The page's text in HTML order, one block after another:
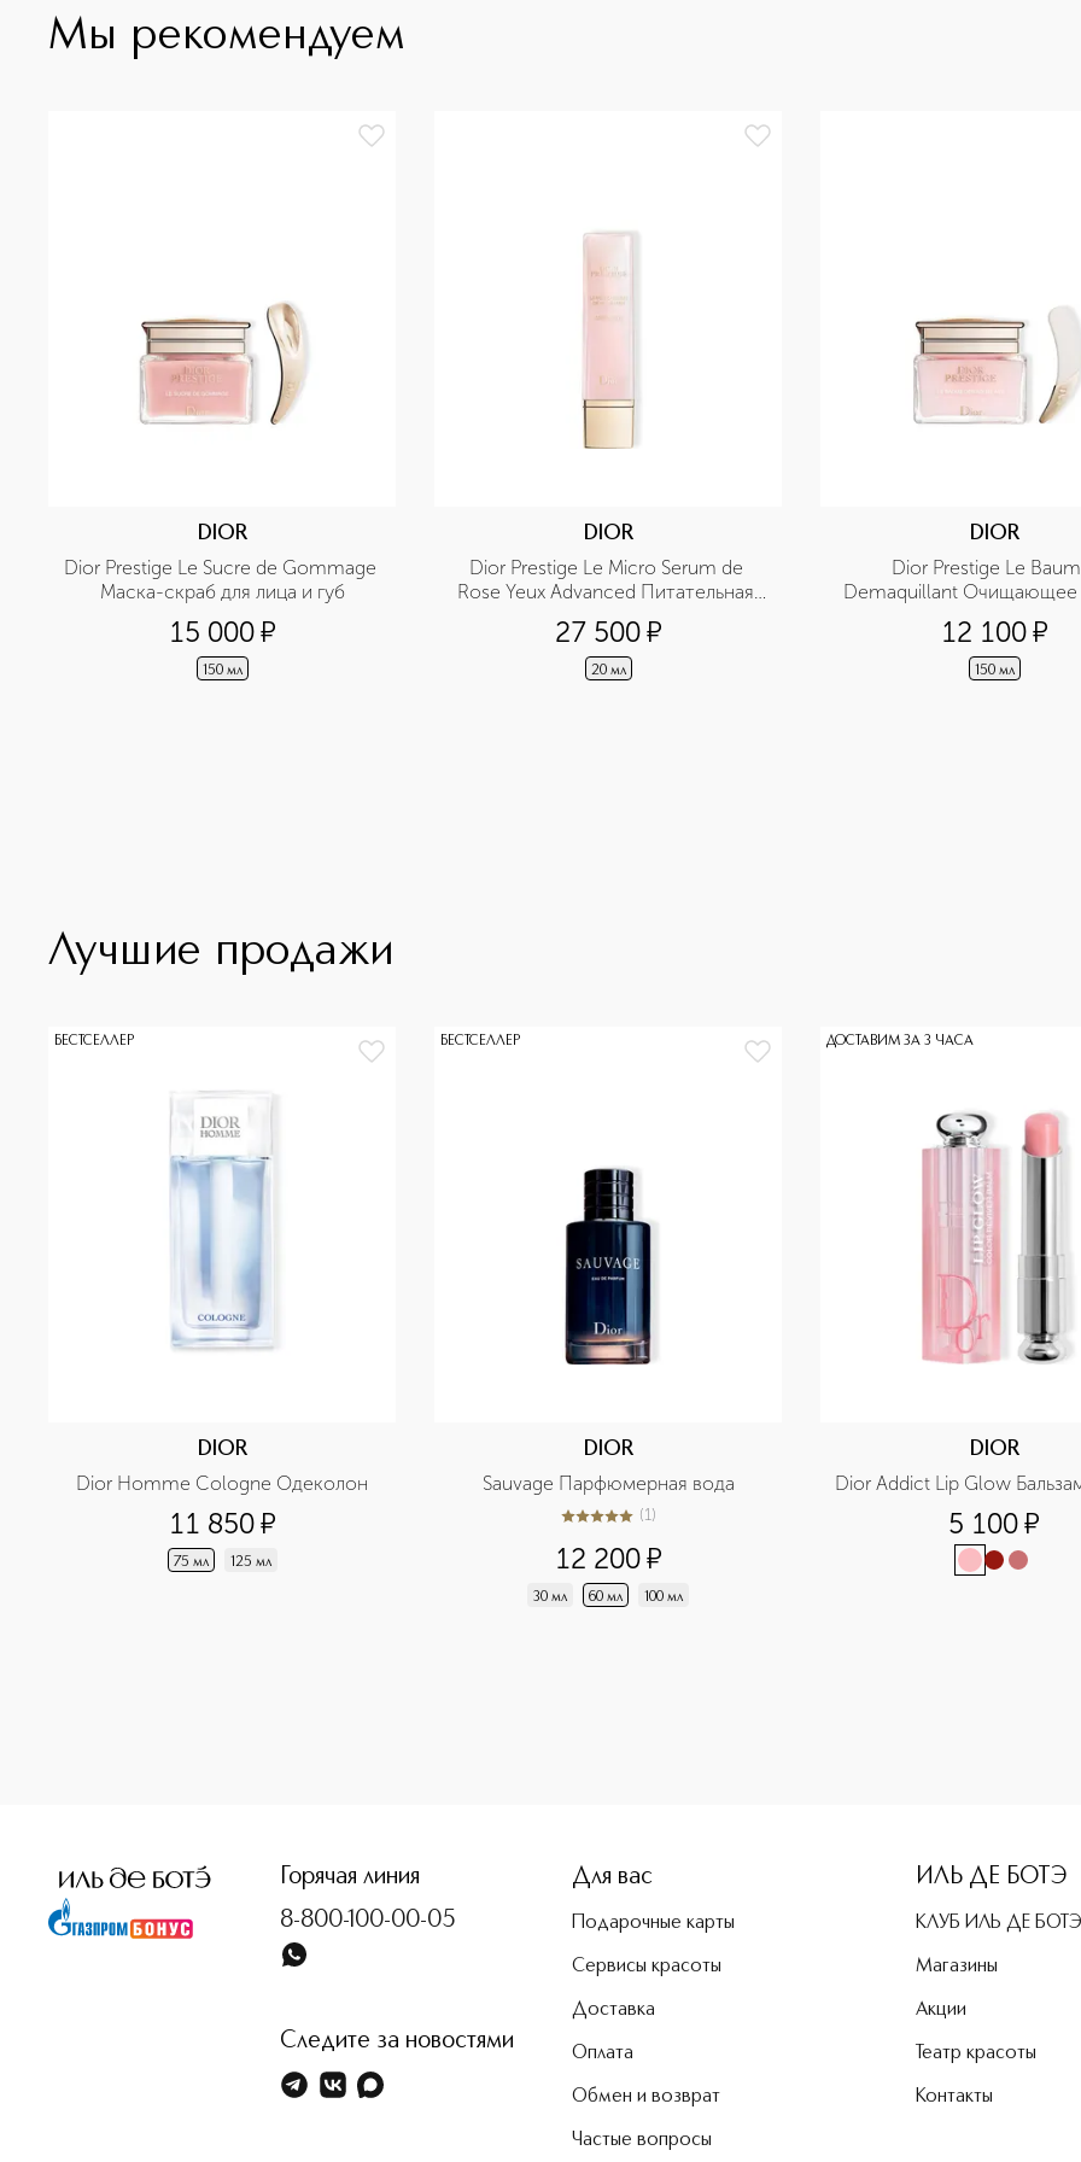
уровнях: межклеточный матрикс уплотняется, эпидермис восстанавливается, а кожный
барьер становится более прочным и защищённым. Кожа выглядит более плотной и упругой,
натурального происхождения, имеет бархатистую текстуру и уникальный* узнаваемый
аромат, благодаря чему он воздействует на кожу и на все органы чувств. С первых мгновений
процентное содержание воды. Оставшиеся 6% ингредиентов повышают эффективность
Мы рекомендуем
DIOR
Dior Prestige Le Sucre de Gommage
Маска-скраб для лица и губ
15 000¤
150 мл
DIOR
Dior Prestige Le Micro Serum de
Rose Yeux Advanced Питательная
сыворотка для кожи вокруг глаз
27 500¤
20 мл
DIOR
Dior Prestige Le
Demaquillant Очищающее
бальзам для лица, глаз и
12 100¤
150 мл
Лучшие продажи
БЕСТСЕЛЛЕР
DIOR
Dior Homme Cologne Одеколон
11 850¤
75 мл 125 мл
БЕСТСЕЛЛЕР
DIOR
Sauvage Парфюмерная вода
5из 51 (1)
12 200¤
30 мл 60 мл 100 мл
ДОСТАВИМ ЗА 3 ЧАСА
DIOR
Dior Addict Lip Glow
5 100¤
Горячая линия
8-800-100-00-05
Следите за новостями
Для вас
Подарочные карты
Сервисы красоты
Доставка
Оплата
Обмен и возврат
Частые вопросы
ИЛЬ ДЕ БОТЭ
КЛУБ ИЛЬ ДЕ БОТЭ
Магазины
Акции
Театр красоты
Контакты